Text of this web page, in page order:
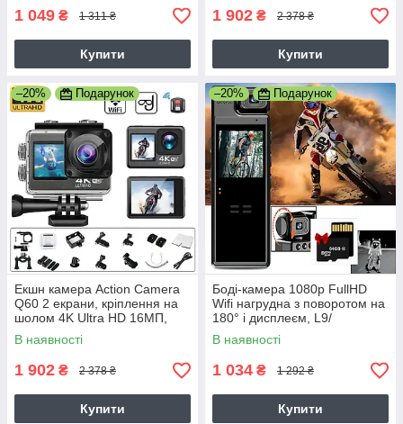
1 049 ₴ 1 311 ₴
Купити
1 902 ₴ 2 378 ₴
Купити
–20% Подарунок
Екшн камера Action Camera
Q60 2 екрани, кріплення на
шолом 4K Ultra HD 16МП,
пульт ДУ, карта пам'яті
В наявності
1 902 ₴ 2 378 ₴
Купити
–20% Подарунок
Боді-камера 1080p FullHD
Wifi нагрудна з поворотом на
180° і дисплеєм, L9/
Мінікамера/ Міні відеокамера
В наявності
1 034 ₴ 1 292 ₴
Купити